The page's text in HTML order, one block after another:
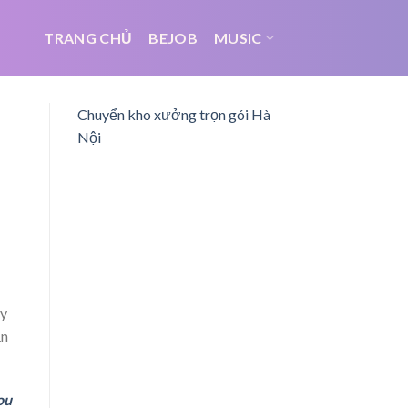
TRANG CHỦ BEJOB MUSIC
Chuyển kho xưởng trọn gói Hà
Nội